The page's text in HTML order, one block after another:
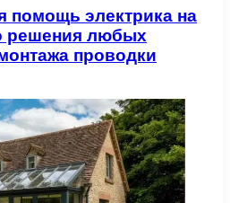
помощь электрика на
решения любых
проводки